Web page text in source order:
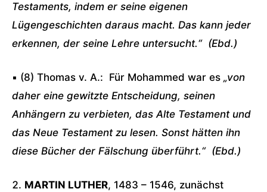
Testaments, indem er seine eigenen
Lügengeschichten daraus macht. Das kann jeder
erkennen, der seine Lehre untersucht.“ (Ebd.)
▪ (8) Thomas v. A.: Für Mohammed war es „von
daher eine gewitzte Entscheidung, seinen
Anhängern zu verbieten, das Alte Testament und
das Neue Testament zu lesen. Sonst hätten ihn
diese Bücher der Fälschung überführt.“ (Ebd.)
MARTIN LUTHER, 1483 – 1546, zunächst